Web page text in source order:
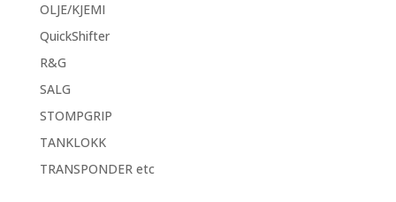
OLJE/KJEMI
QuickShifter
R&G
SALG
STOMPGRIP
TANKLOKK
TRANSPONDER etc